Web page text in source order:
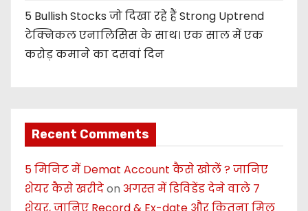
5 Bullish Stocks जो दिखा रहे हैं Strong Uptrend
टेक्निकल एनालिसिस के साथ। एक साल में एक
करोड़ कमाने का दसवां दिन
Recent Comments
5 मिनिट में Demat Account कैसे खोलें ? जानिए
शेयर कैसे खरीदेon अगस्त में डिविडेंड देने वाले 7